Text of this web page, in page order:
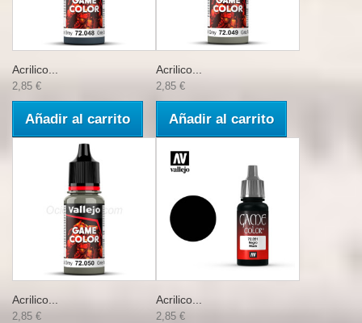
Acrilico...
2,85 €
Añadir al carrito
Acrilico...
2,85 €
Añadir al carrito
Acrilico...
2,85 €
Acrilico...
2,85 €